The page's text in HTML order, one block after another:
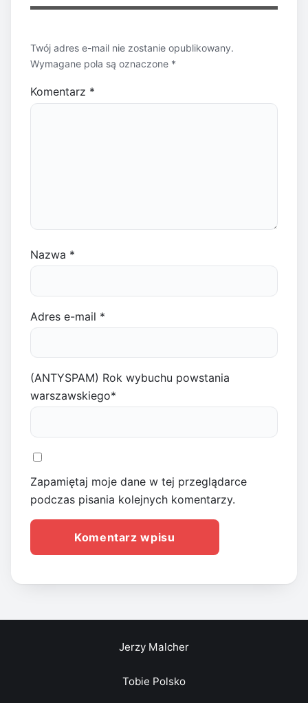
Twój adres e-mail nie zostanie opublikowany.
Wymagane pola są oznaczone *
Komentarz *
Nazwa *
Adres e-mail *
(ANTYSPAM) Rok wybuchu powstania
warszawskiego*
Zapamiętaj moje dane w tej przeglądarce
podczas pisania kolejnych komentarzy.
Jerzy Malcher
Tobie Polsko